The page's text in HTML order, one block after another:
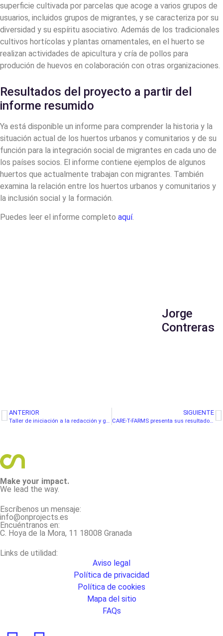
superficie cultivada por parcelas que acoge a varios grupos de
usuarios, incluidos grupos de migrantes, y se caracteriza por su
diversidad y su espíritu asociativo. Además de los tradicionales
cultivos hortícolas y plantas ornamentales, en el huerto se
realizan actividades de apicultura y cría de pollos para
produción de huevos en colaboración con otras organizaciones.
Resultados del proyecto a partir del
informe resumido
Ya está disponible un informe para comprender la historia y la
situación actual de los huertos urbanos y comunitarios y de su
función para la integración social de migrantes en cada uno de
los países socios. El informe contiene ejemplos de algunos
huertos que actualmente trabajan con migrantes. También
examina la relación entre los huertos urbanos y comunitarios y
la inclusión social y la formación.
Puedes leer el informe completo aquí.
Jorge
Contreras
ANTERIOR
Taller de iniciación a la redacción y gestión de proyectos europeos en el ámbito de la cultura y de la gestión del patrimonio cultural
SIGUIENTE
CARE-T-FARMS presenta sus resultados en la conferencia «Social Agriculture and Care Farm: Work Opportunity, Social Partnership and Opportunity» en Bruselas
Make your impact.
We lead the way.
Escríbenos un mensaje:
info@onprojects.es
Encuéntranos en:
C. Hoya de la Mora, 11 18008 Granada
Links de utilidad:
Aviso legal
Política de privacidad
Política de cookies
Mapa del sitio
FAQs